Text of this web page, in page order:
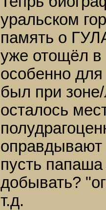
уральском
память о
уже отощёл в
особенно
был при
осталось
пусть
добывать?
т.д.